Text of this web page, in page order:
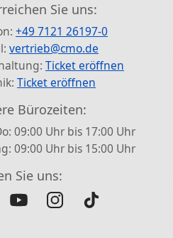
Sie uns:
+49 7121 26197-0
vertrieb@cmo.de
Ticket eröffnen
Ticket eröffnen
Bürozeiten:
09:00 Uhr bis 17:00 Uhr
09:00 Uhr bis 15:00 Uhr
Sie uns: